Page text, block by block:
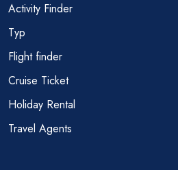
Activity Finder
Тур
Flight finder
Cruise Ticket
Holiday Rental
Travel Agents